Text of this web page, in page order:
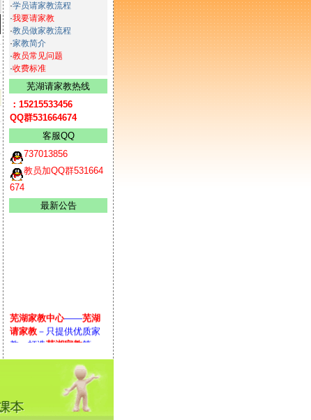
·学员请家教流程
·我要请家教
·教员做家教流程
·家教简介
·教员常见问题
·收费标准
芜湖请家教热线
：15215533456
QQ群531664674
客服QQ
737013856
教员加QQ群531664
674
最新公告
芜湖家教中心
芜湖
请家教 －只提供优质家
教。打造芜湖家教第一
请家教：18055365
工作时间：9：00—19：
00